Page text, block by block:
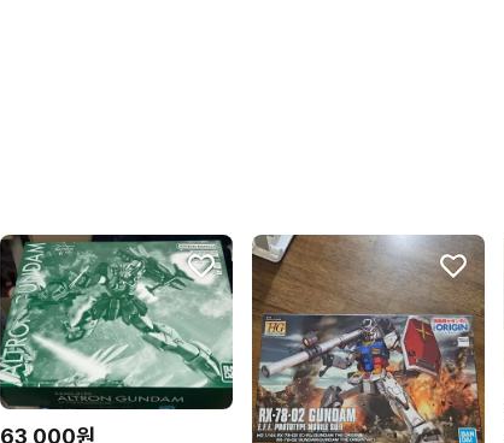
꼭 필요한 문의만 해요.
번개페이를 잘 받아줘요.
63,000원